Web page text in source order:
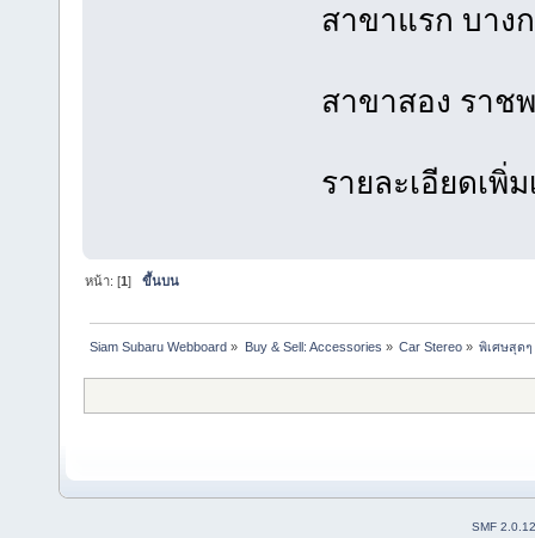
สาขาแรก บางก
สาขาสอง ราช
รายละเอียดเพิ่
หน้า: [1]ขึ้นบน
Siam Subaru Webboard » Buy & Sell: Accessories » Car Stereo» พิเศษสุดๆ
SMF 2.0.12